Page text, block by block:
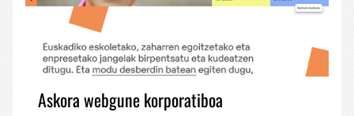
Askora webgune korporatiboa